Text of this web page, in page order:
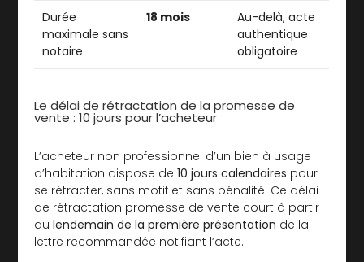
Durée
maximale sans
notaire
18 mois
Au-delà, acte
authentique
obligatoire
Le délai de rétractation de la promesse de
vente : 10 jours pour l’acheteur
L’acheteur non professionnel d’un bien à usage
d’habitation dispose de10 jours calendaires pour
se rétracter, sans motif et sans pénalité. Ce délai
de rétractation promesse de vente court à partir
dulendemain de la première présentation de la
lettre recommandée notifiant l’acte.